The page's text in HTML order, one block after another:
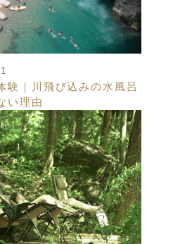
験｜川飛び込みの水風呂
い理由